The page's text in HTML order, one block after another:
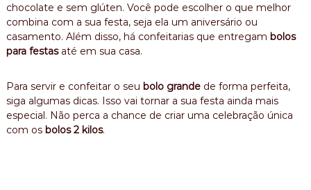
chocolate e sem glúten. Você pode escolher o que melhor
combina com a sua festa, seja ela um aniversário ou
casamento. Além disso, há confeitarias que entregam bolos
para festasaté em sua casa.
Para servir e confeitar o seu bolo grandede forma perfeita,
siga algumas dicas. Isso vai tornar a sua festa ainda mais
especial. Não perca a chance de criar uma celebração única
com os bolos 2 kilos.